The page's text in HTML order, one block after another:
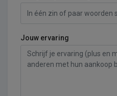
Jouw ervaring